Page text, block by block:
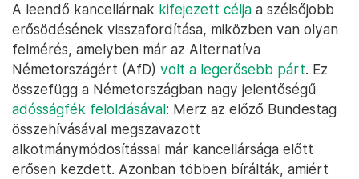
A leendő kancellárnak kifejezett célja a szélsőjobb
erősödésének visszafordítása, miközben van olyan
felmérés, amelyben már az Alternatíva
Németországért (AfD) volt a legerősebb párt. Ez
összefügg a Németországban nagy jelentőségű
adósságfék feloldásával: Merz az előző Bundestag
összehívásával megszavazott
alkotmánymódosítással már kancellársága előtt
erősen kezdett. Azonban többen bírálták, amiért